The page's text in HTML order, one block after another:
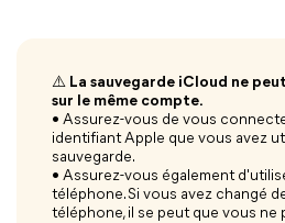
⚠️ La sauvegarde iCloud ne
sur le même compte.
• Assurez-vous de vous
identifiant Apple que vous avez
sauvegarde.
• Assurez-vous également
téléphone. Si vous avez changé
téléphone, il se peut que vous ne